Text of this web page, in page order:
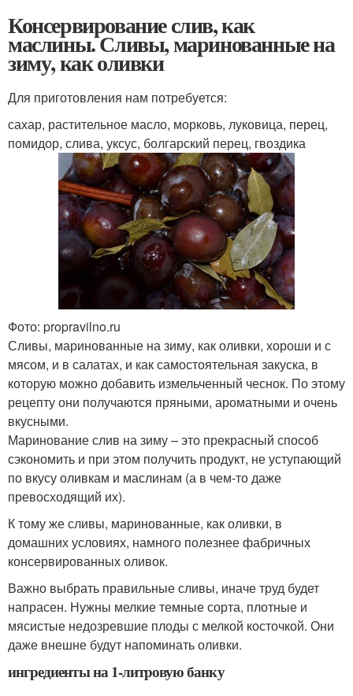
Консервирование слив, как
маслины. Сливы, маринованные на
зиму, как оливки
Для приготовления нам потребуется:
сахар, растительное масло, морковь, луковица, перец,
помидор, слива, уксус, болгарский перец, гвоздика
Фото: propravilno.ru
Сливы, маринованные на зиму, как оливки, хороши и с
мясом, и в салатах, и как самостоятельная закуска, в
которую можно добавить измельченный чеснок. По этому
рецепту они получаются пряными, ароматными и очень
вкусными.
Маринование слив на зиму – это прекрасный способ
сэкономить и при этом получить продукт, не уступающий
по вкусу оливкам и маслинам (а в чем-то даже
превосходящий их).
К тому же сливы, маринованные, как оливки, в
домашних условиях, намного полезнее фабричных
консервированных оливок.
Важно выбрать правильные сливы, иначе труд будет
напрасен. Нужны мелкие темные сорта, плотные и
мясистые недозревшие плоды с мелкой косточкой. Они
даже внешне будут напоминать оливки.
ингредиенты на 1-литровую банку